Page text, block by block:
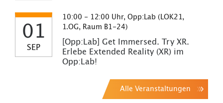
01
SEP
10:00 - 12:00 Uhr, Opp:Lab (LOK21,
1.OG, Raum B1-24)
[Opp:Lab] Get Immersed. Try XR.
Erlebe Extended Reality (XR) im
Opp:Lab!
Alle Veranstaltungen